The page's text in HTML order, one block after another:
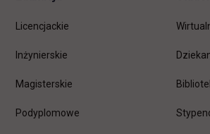
Licencjackie
Inżynierskie
Magisterskie
Podyplomowe